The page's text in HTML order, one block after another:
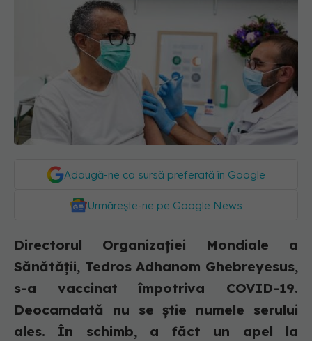
Adaugă-ne ca sursă preferată în Google
Urmărește-ne pe Google News
Directorul Organizaţiei Mondiale a
Sănătăţii, Tedros Adhanom Ghebreyesus,
s-a vaccinat împotriva COVID-19.
Deocamdată nu se știe numele serului
ales. În schimb, a făct un apel la